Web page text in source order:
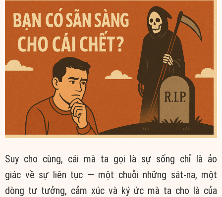
Suy cho cùng, cái mà ta gọi là sự sống chỉ là ảo
giác về sự liên tục — một chuỗi những sát-na, một
dòng tư tưởng, cảm xúc và ký ức mà ta cho là của